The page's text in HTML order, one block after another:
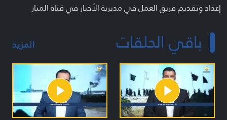
إعداد وتقديم فريق العمل في مديرية الأخبار في قناة المنار
باقي الحلقات المزيد